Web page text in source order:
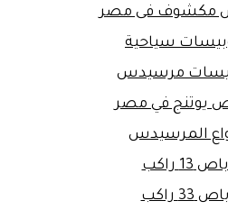
مكشوف فى مصر
سياحية
مرسيدس
يوتنج في مصر
المرسيدس
13 راكب
راكب